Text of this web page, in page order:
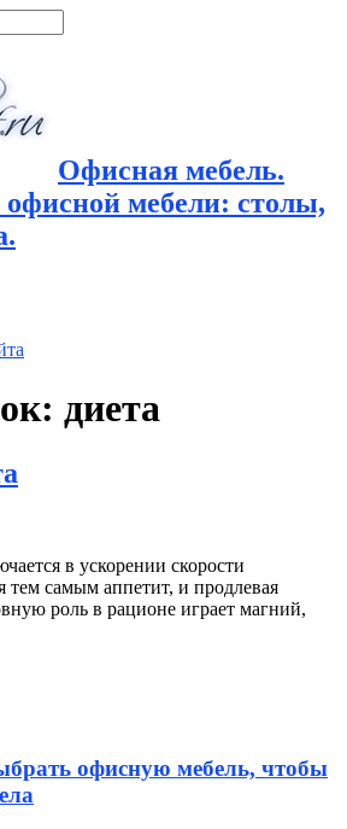
Офисная мебель.
офисной мебели: столы,
диета
в ускорении скорости
тем самым аппетит, и продлевая
роль в рационе играет магний,
офисную мебель, чтобы